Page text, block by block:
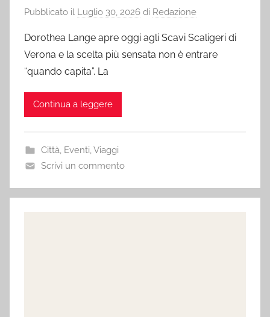
Pubblicato il Luglio 30, 2026 di Redazione
Dorothea Lange apre oggi agli Scavi Scaligeri di
Verona e la scelta più sensata non è entrare
“quando capita”. La
Continua a leggere
Città, Eventi,Viaggi
Scrivi un commento